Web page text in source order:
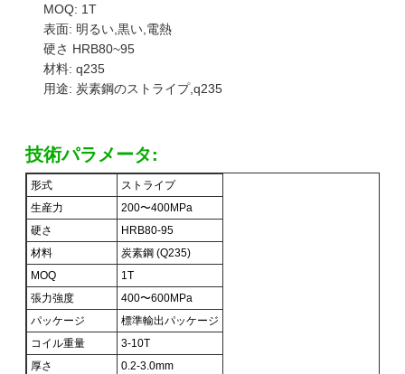
MOQ: 1T
表面: 明るい,黒い,電熱
硬さ HRB80~95
材料: q235
用途: 炭素鋼のストライプ,q235
技術パラメータ:
形式
ストライプ
生産力
200〜400MPa
硬さ
HRB80-95
材料
炭素鋼 (Q235)
MOQ
1T
張力強度
400〜600MPa
パッケージ
標準輸出パッケージ
コイル重量
3-10T
厚さ
0.2-3.0mm